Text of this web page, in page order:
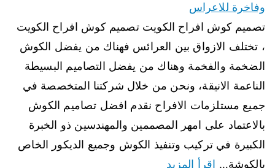
وفاخرة للاعراس
تصميم كوش افراح الكويت تصميم كوش افراح الكويت
، تختلف الازواق بين العرائس فهناك من يفضل الكوش
الضخمة والفخمة وهناك من يفضل التصاميم البسيطة
الناعمة الانيقة، ونحن من خلال شركتنا المتخصصة في
جميع مستلزمات الافراح نقدم افضل تصاميم الكوش
بالاعتماد على امهر المصممين والمهندسين ذو الخبرة
الكبيرة في تركيب وتنفيذ الكوش وجميع الديكور الخاص
بالكوشة… اقرأ المزيد